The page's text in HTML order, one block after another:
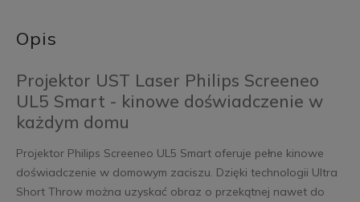
Opis
Projektor UST Laser Philips Screeneo
UL5 Smart - kinowe doświadczenie w
każdym domu
Projektor Philips Screeneo UL5 Smart oferuje pełne kinowe
doświadczenie w domowym zaciszu. Dzięki technologii Ultra
Short Throw można uzyskać obraz o przekątnej nawet do